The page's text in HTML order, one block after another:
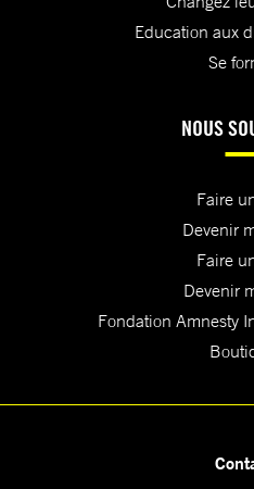
Education aux
Se
NOUS
Faire
Devenir
Faire
Devenir
Fondation Amnesty